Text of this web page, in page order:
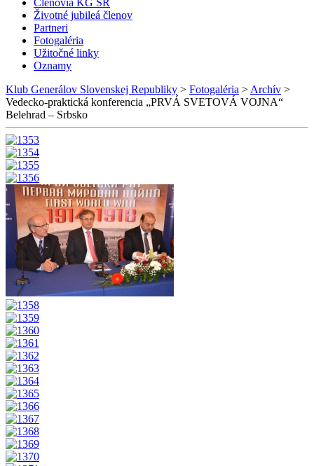
Životné jubileá členov
Partneri
Fotogaléria
Užitočné linky
Oznamy
Klub Generálov Slovenskej Republiky > Fotogaléria > Archív >
Vedecko-praktická konferencia „PRVÁ SVETOVÁ VOJNA“
Belehrad – Srbsko